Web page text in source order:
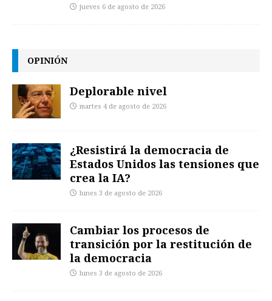
jueves 6 de agosto de 2026
OPINIÓN
Deplorable nivel
martes 4 de agosto de 2026
¿Resistirá la democracia de
Estados Unidos las tensiones que
crea la IA?
lunes 3 de agosto de 2026
Cambiar los procesos de
transición por la restitución de
la democracia
lunes 3 de agosto de 2026